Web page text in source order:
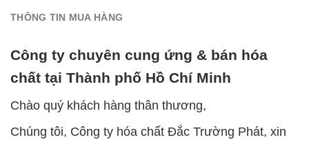
THÔNG TIN MUA HÀNG
Công ty chuyên cung ứng & bán hóa
chất tại Thành phố Hồ Chí Minh
Chào quý khách hàng thân thương,
Chúng tôi, Công ty hóa chất Đắc Trường Phát, xin